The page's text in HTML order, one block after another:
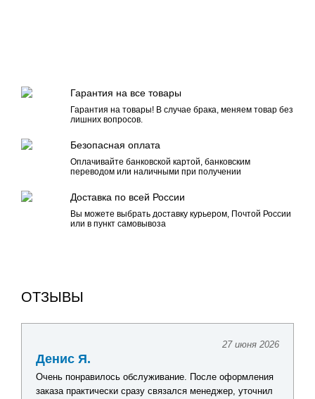
Гарантия на все товары
Гарантия на товары! В случае брака, меняем товар без
лишних вопросов.
Безопасная оплата
Оплачивайте банковской картой, банковским
переводом или наличными при получении
Доставка по всей России
Вы можете выбрать доставку курьером, Почтой России
или в пункт самовывоза
ОТЗЫВЫ
27 июня 2026
Денис Я.
Очень понравилось обслуживание. После оформления
заказа практически сразу связался менеджер, уточнил